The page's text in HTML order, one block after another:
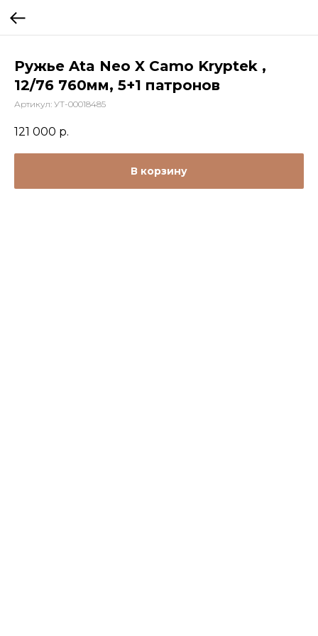
Ружье Ata Neo X Camo Kryptek ,
12/76 760мм, 5+1 патронов
Артикул: УТ-00018485
121 000 р.
В корзину